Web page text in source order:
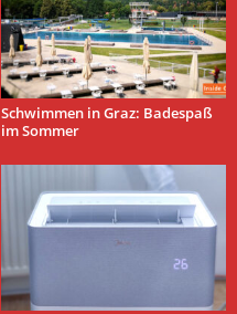
Schwimmen in Graz: Badespaß
im Sommer